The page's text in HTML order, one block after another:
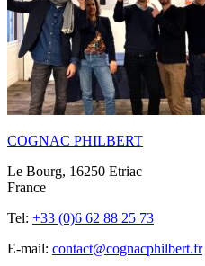
COGNAC PHILBERT
Le Bourg, 16250 Etriac
France
Tel: +33 (0)6 62 88 25 73
E-mail: contact@cognacphilbert.fr